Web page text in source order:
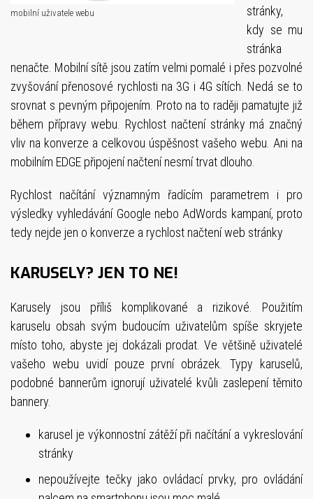
mobilní uživatele webu
stránky,
kdy se mu
stránka
nenačte. Mobilní sítě jsou zatím velmi pomalé i přes pozvolné
zvyšování přenosové rychlosti na 3G i 4G sítích. Nedá se to
srovnat s pevným připojením. Proto na to raději pamatujte již
během přípravy webu. Rychlost načtení stránky má značný
vliv na konverze a celkovou úspěšnost vašeho webu. Ani na
mobilním EDGE připojení načtení nesmí trvat dlouho.
Rychlost načítání významným řadícím parametrem i pro
výsledky vyhledávání Google nebo AdWords kampaní, proto
tedy nejde jen o konverze a rychlost načtení web stránky
KARUSELY? JEN TO NE!
Karusely jsou příliš komplikované a rizikové. Použitím
karuselu obsah svým budoucím uživatelům spíše skryjete
místo toho, abyste jej dokázali prodat. Ve většině uživatelé
vašeho webu uvidí pouze první obrázek. Typy karuselů,
podobné bannerům ignorují uživatelé kvůli zaslepení těmito
bannery.
karusel je výkonnostní zátěží při načítání a vykreslování
stránky
nepoužívejte tečky jako ovládací prvky, pro ovládání